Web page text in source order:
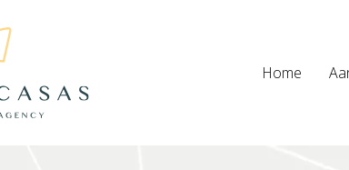
Home